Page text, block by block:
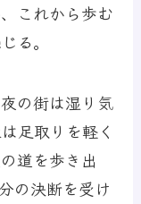
これから歩む
る。
の街は湿り気
足取りを軽く
道を歩き出
の決断を受け